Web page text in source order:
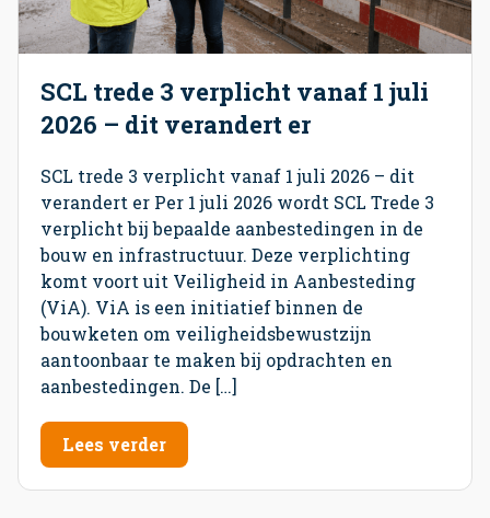
SCL trede 3 verplicht vanaf 1 juli
2026 – dit verandert er
SCL trede 3 verplicht vanaf 1 juli 2026 – dit
verandert er Per 1 juli 2026 wordt SCL Trede 3
verplicht bij bepaalde aanbestedingen in de
bouw en infrastructuur. Deze verplichting
komt voort uit Veiligheid in Aanbesteding
(ViA). ViA is een initiatief binnen de
bouwketen om veiligheidsbewustzijn
aantoonbaar te maken bij opdrachten en
aanbestedingen. De […]
Lees verder